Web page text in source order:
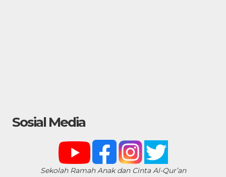
Sosial Media
Sekolah Ramah Anak dan Cinta Al-Qur’an